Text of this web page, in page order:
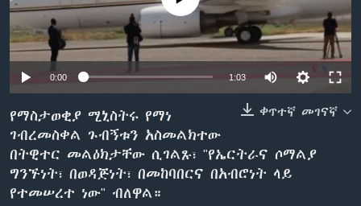
ቋንቋዎች
0:00 1:03
ቀጥተኛ መገናኛ
የማስታወቂያ ሚኒስትሩ የማነ
ገብረመስቀል ጉብኝቱን አስመልክተው
በትዊተር መልዕክታቸው ሲገልጹ፣ "የኤርትራና ሶማልያ
ግንኙነት፣ በወዳጅነት፣ በመከባበርና በአብሮነት ላይ
የተመሠረተ ነው" ብለዋል።